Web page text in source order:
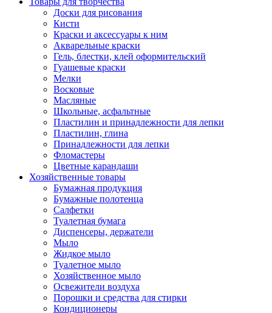
Доски для рисования
Кисти
Краски и аксессуары к ним
Акварельные краски
Гель, блестки, клей оформительский
Гуашевые краски
Мелки
Восковые
Масляные
Школьные, асфальтные
Пластилин и принадлежности для лепки
Пластилин, глина
Принадлежности для лепки
Фломастеры
Цветные карандаши
Хозяйственные товары
Бумажная продукция
Бумажные полотенца
Салфетки
Туалетная бумага
Диспенсеры, держатели
Мыло
Жидкое мыло
Туалетное мыло
Хозяйственное мыло
Освежители воздуха
Порошки и средства для стирки
Кондиционеры